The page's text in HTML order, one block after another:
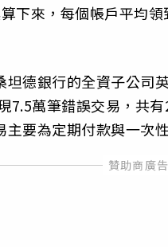
下來，每個帳戶平均
坦德銀行的全資子公
7.5萬筆錯誤交易，共
要為定期付款與一次